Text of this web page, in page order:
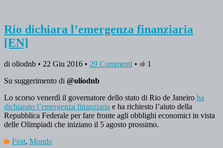
Rio dichiara l’emergenza finanziaria
[EN]
di oliodnb • 22 Giu 2016 • 29 Commenti •
1
Su suggerimento di @oliodnb
Lo scorso venerdì il governatore dello stato di Rio de Janeiro ha
dichiarato l’emergenza finanziaria e ha richiesto l’aiuto della
Repubblica Federale per fare fronte agli obblighi economici in vista
delle Olimpiadi che iniziano il 5 agosto prossimo.
Feat, Mondo